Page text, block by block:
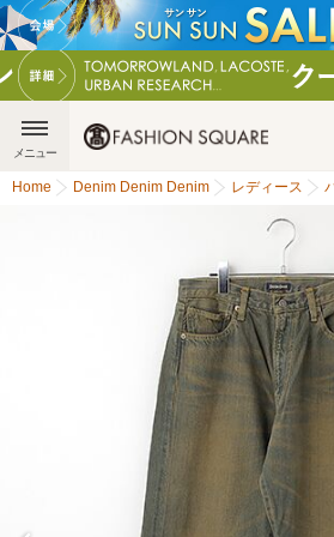
メニュー
Home Denim Denim Denim レディース